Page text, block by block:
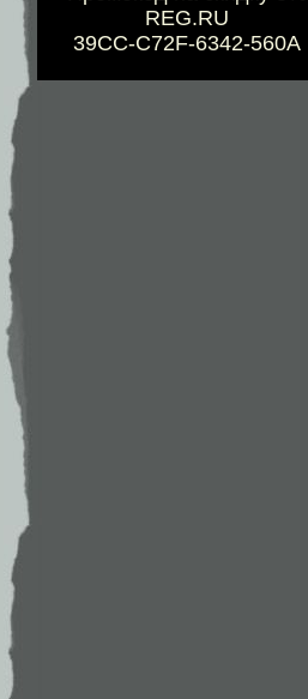
REG.RU
39CC-C72F-6342-560A